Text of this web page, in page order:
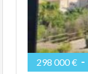
298 000 € -